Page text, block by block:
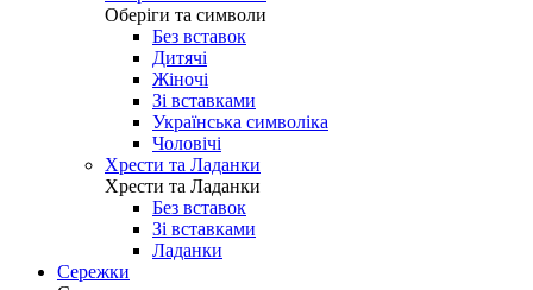
Оберіги та символи
Без вставок
Дитячі
Жіночі
Зі вставками
Українська символіка
Чоловічі
Хрести та Ладанки
Хрести та Ладанки
Без вставок
Зі вставками
Ладанки
Сережки